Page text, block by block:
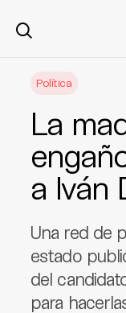
Política
La
a Iván
Una red de
estado
del
para